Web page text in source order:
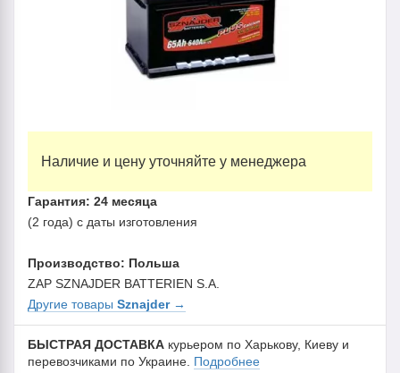
Наличие и цену уточняйте у менеджера
Гарантия: 24 месяца
(2 года) с даты изготовления
Производство: Польша
ZAP SZNAJDER BATTERIEN S.A.
Другие товары Sznajder→
БЫСТРАЯ ДОСТАВКА курьером по Харькову, Киеву и
перевозчиками по Украине. Подробнее